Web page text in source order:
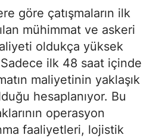
göre çatışmaların ilk
mühimmat ve askeri
oldukça yüksek
ilk 48 saat içinde
maliyetinin yaklaşık
hesaplanıyor. Bu
operasyon
faaliyetleri, lojistik